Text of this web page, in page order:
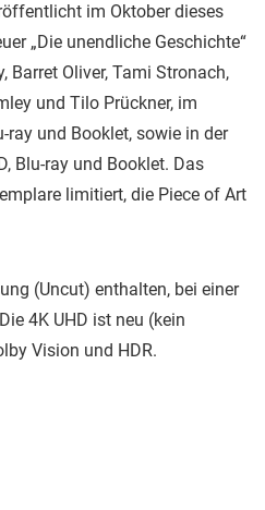
im Oktober dieses
„Die unendliche Geschichte“
Barret Oliver, Tami Stronach,
und Tilo Prückner, im
ray und Booklet, sowie in der
Blu-ray und Booklet. Das
limitiert, die Piece of Art
(Uncut) enthalten, bei einer
4K UHD ist neu (kein
Vision und HDR.